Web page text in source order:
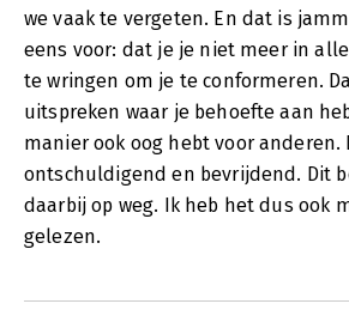
we vaak te vergeten. En dat is
eens voor: dat je je niet meer in
te wringen om je te conformeren.
uitspreken waar je behoefte aan
manier ook oog hebt voor anderen.
ontschuldigend en bevrijdend. Dit
daarbij op weg. Ik heb het dus ook
gelezen.